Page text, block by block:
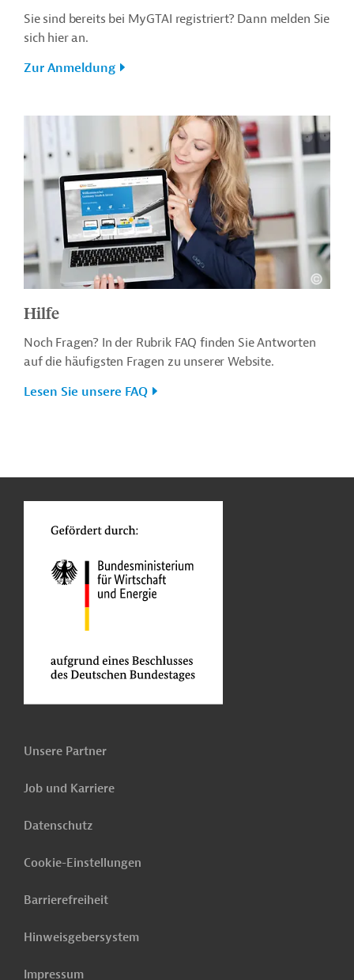
Sie sind bereits bei MyGTAI registriert? Dann melden Sie
sich hier an.
Zur Anmeldung
Hilfe
Noch Fragen? In der Rubrik FAQ finden Sie Antworten
auf die häufigsten Fragen zu unserer Website.
Lesen Sie unsere FAQ
Unsere Partner
Job und Karriere
Datenschutz
Cookie-Einstellungen
Barrierefreiheit
Hinweisgebersystem
Impressum